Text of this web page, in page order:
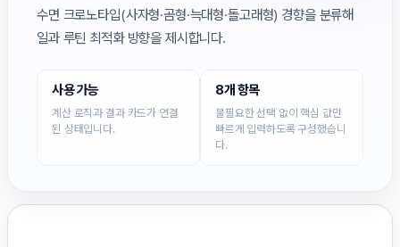
수면 크로노타입(사자형·곰형·늑대형·돌고래형) 경향을 분류해
일과 루틴 최적화 방향을 제시합니다.
사용 가능
계산 로직과 결과 카드가 연결
된 상태입니다.
8개 항목
불필요한 선택 없이 핵심 값만
빠르게 입력하도록 구성했습니
다.